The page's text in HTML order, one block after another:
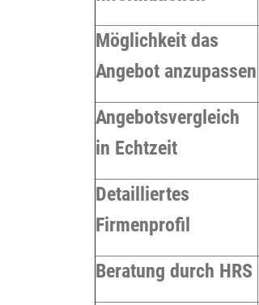
Möglichkeit das
Angebot anzupassen
Angebotsvergleich
in Echtzeit
Detailliertes
Firmenprofil
Beratung durch HRS